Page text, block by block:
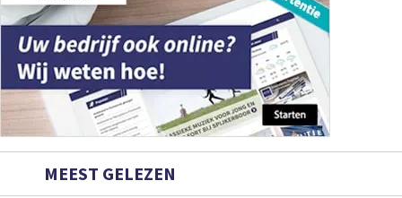
MEEST GELEZEN